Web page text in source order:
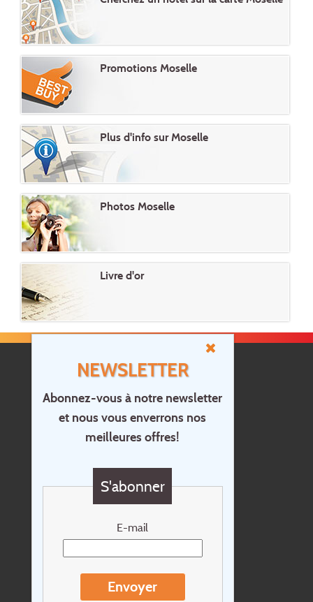
NEWSLETTER
Abonnez-vous à notre newsletter
et nous vous enverrons nos
meilleures offres!
S'abonner
E-mail
Envoyer
Promotions Moselle
Plus d'info sur Moselle
Photos Moselle
Livre d'or
Accueil
Contact
Questions?
Newsletter
Conditions de voyage